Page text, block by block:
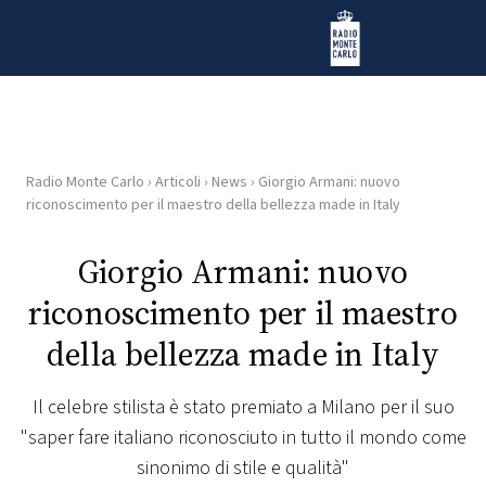
Radio Monte Carlo
HOME
RADIO
WEB
RADIO
PLAYLIST
Radio Monte Carlo › Articoli › News › Giorgio Armani: nuovo
riconoscimento per il maestro della bellezza made in Italy
Giorgio Armani: nuovo
riconoscimento per il maestro
della bellezza made in Italy
Il celebre stilista è stato premiato a Milano per il suo
"saper fare italiano riconosciuto in tutto il mondo come
sinonimo di stile e qualità"